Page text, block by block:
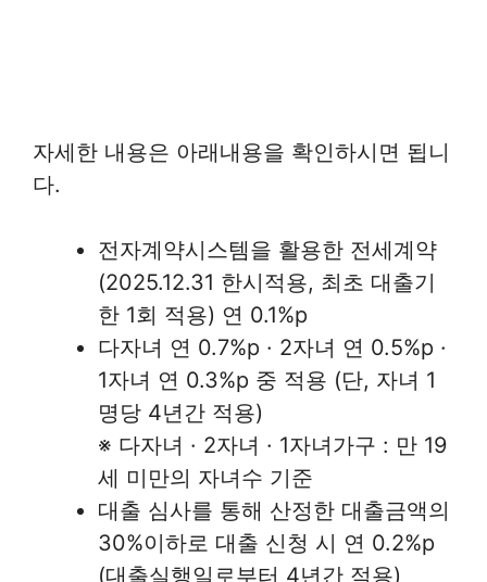
자세한 내용은 아래내용을 확인하시면 됩니
다.
전자계약시스템을 활용한 전세계약
(2025.12.31 한시적용, 최초 대출기
한 1회 적용) 연 0.1%p
다자녀 연 0.7%p · 2자녀 연 0.5%p ·
1자녀 연 0.3%p 중 적용 (단, 자녀 1
명당 4년간 적용)
※ 다자녀 · 2자녀 · 1자녀가구 : 만 19
세 미만의 자녀수 기준
대출 심사를 통해 산정한 대출금액의
30%이하로 대출 신청 시 연 0.2%p
(대출실행일로부터 4년간 적용)